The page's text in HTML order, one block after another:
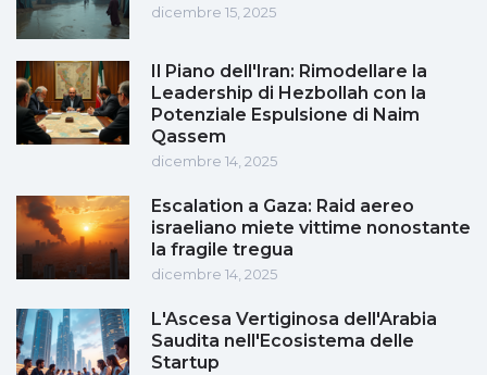
dicembre 15, 2025
Il Piano dell'Iran: Rimodellare la
Leadership di Hezbollah con la
Potenziale Espulsione di Naim
Qassem
dicembre 14, 2025
Escalation a Gaza: Raid aereo
israeliano miete vittime nonostante
la fragile tregua
dicembre 14, 2025
L'Ascesa Vertiginosa dell'Arabia
Saudita nell'Ecosistema delle
Startup